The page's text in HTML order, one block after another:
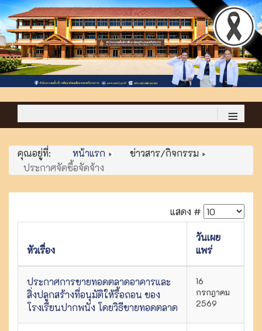
≡
คุณอยู่ที่: หน้าแรก
ข่าวสาร/กิจกรรม
ประกาศจัดซื้อจัดจ้าง
แสดง #
หัวเรื่อง
วันเผย
แพร่
ประกาศการขายทอดตลาดอาคารและ
สิ่งปลูกสร้างที่อนุมัติให้รื้อถอน ของ
โรงเรียนปากพนัง โดยวิธีขายทอดตลาด
16
กรกฎาคม
2569